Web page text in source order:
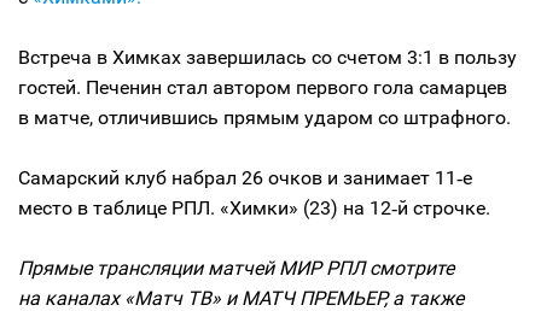
Встреча в Химках завершилась со счетом 3:1 в пользу
гостей. Печенин стал автором первого гола самарцев
в матче, отличившись прямым ударом со штрафного.
Самарский клуб набрал 26 очков и занимает 11‑е
место в таблице РПЛ. «Химки» (23) на 12‑й строчке.
Прямые трансляции матчей МИР РПЛ смотрите
на каналах «Матч ТВ» и МАТЧ ПРЕМЬЕР, а также